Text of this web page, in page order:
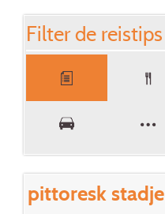
Filter de reistips
pittoresk stadje